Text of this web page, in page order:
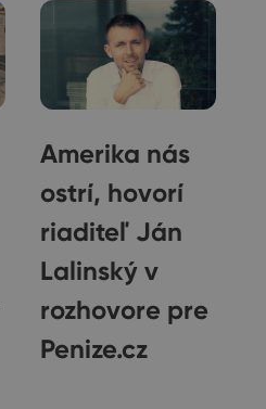
Amerika nás
ostrí, hovorí
riaditeľ Ján
Lalinský v
rozhovore pre
Penize.cz